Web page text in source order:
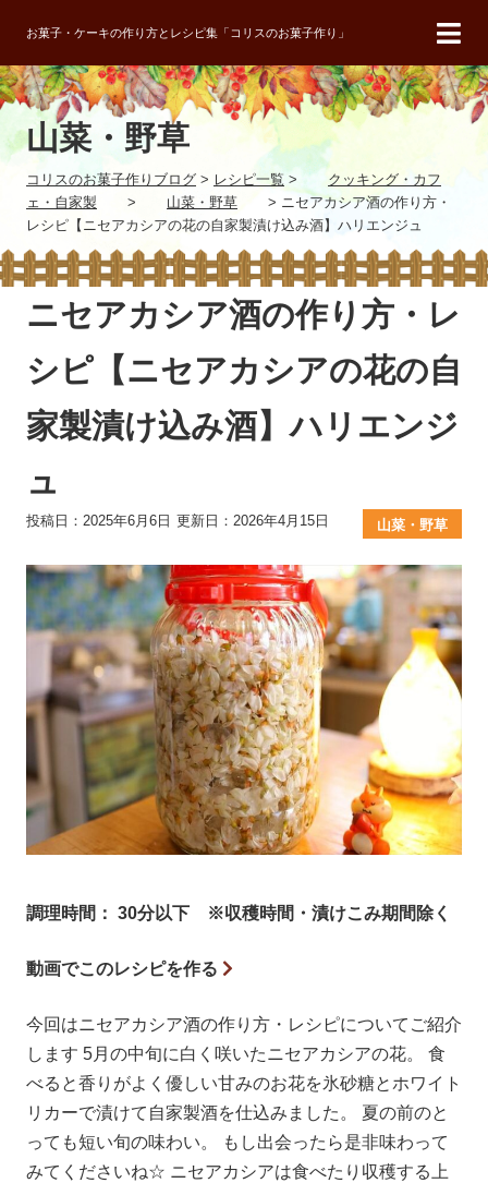
お菓子・ケーキの作り方とレシピ集「コリスのお菓子作り」
山菜・野草
コリスのお菓子作りブログ > レシピ一覧 >
クッキング・カフ
ェ・自家製
> 山菜・野草 > ニセアカシア酒の作り方・
レシピ【ニセアカシアの花の自家製漬け込み酒】ハリエンジュ
ニセアカシア酒の作り方・レ
シピ【ニセアカシアの花の自
家製漬け込み酒】ハリエンジ
ュ
投稿日：2025年6月6日 更新日：2026年4月15日 山菜・野草
調理時間： 30分以下 ※収穫時間・漬けこみ期間除く
動画でこのレシピを作る
今回はニセアカシア酒の作り方・レシピについてご紹介
します 5月の中旬に白く咲いたニセアカシアの花。 食
べると香りがよく優しい甘みのお花を氷砂糖とホワイト
リカーで漬けて自家製酒を仕込みました。 夏の前のと
っても短い旬の味わい。 もし出会ったら是非味わって
みてくださいね☆ ニセアカシアは食べたり収穫する上